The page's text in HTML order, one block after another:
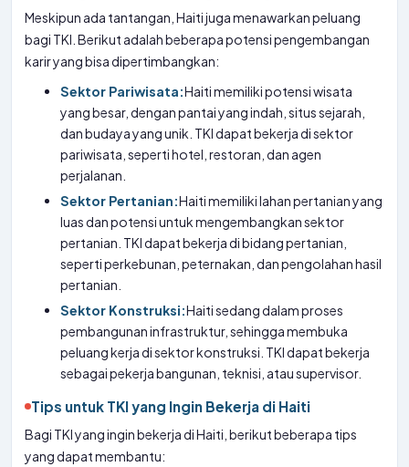
Meskipun ada tantangan, Haiti juga menawarkan peluang
bagi TKI. Berikut adalah beberapa potensi pengembangan
karir yang bisa dipertimbangkan:
Sektor Pariwisata:Haiti memiliki potensi wisata
yang besar, dengan pantai yang indah, situs sejarah,
dan budaya yang unik. TKI dapat bekerja di sektor
pariwisata, seperti hotel, restoran, dan agen
perjalanan.
Sektor Pertanian:Haiti memiliki lahan pertanian yang
luas dan potensi untuk mengembangkan sektor
pertanian. TKI dapat bekerja di bidang pertanian,
seperti perkebunan, peternakan, dan pengolahan hasil
pertanian.
Sektor Konstruksi:Haiti sedang dalam proses
pembangunan infrastruktur, sehingga membuka
peluang kerja di sektor konstruksi. TKI dapat bekerja
sebagai pekerja bangunan, teknisi, atau supervisor.
Tips untuk TKI yang Ingin Bekerja di Haiti
Bagi TKI yang ingin bekerja di Haiti, berikut beberapa tips
yang dapat membantu: